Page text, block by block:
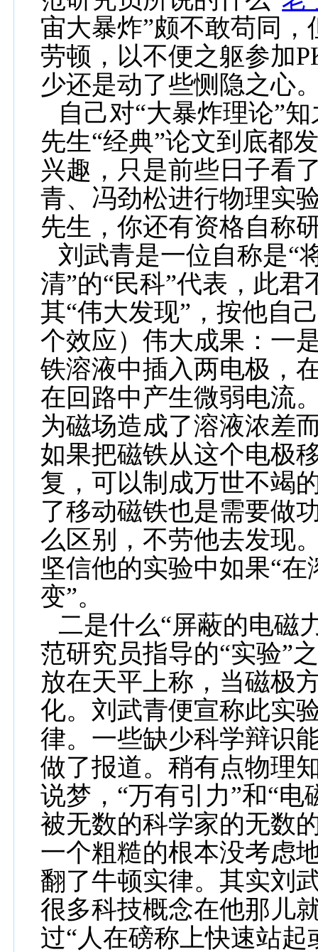
宙大暴炸”颇不敢苟同
劳顿，以不便之躯参加
少还是动了些恻隐之心
自己对“大暴炸理论”
先生“经典”论文到底都
兴趣，只是前些日子看
青、冯劲松进行物理实
先生，你还有资格自称
刘武青是一位自称是“
清”的“民科”代表，此
其“伟大发现”，按他自
个效应）伟大成果：一
铁溶液中插入两电极，
在回路中产生微弱电流
为磁场造成了溶液浓差
如果把磁铁从这个电极
复，可以制成万世不竭
了移动磁铁也是需要做
么区别，不劳他去发现
坚信他的实验中如果“
变”。
二是什么“屏蔽的电磁
范研究员指导的“实验”
放在天平上称，当磁极
化。刘武青便宣称此实
律。一些缺少科学辩识
做了报道。稍有点物理
说梦，“万有引力”和“
被无数的科学家的无数
一个粗糙的根本没考虑
翻了牛顿实律。其实刘
很多科技概念在他那儿
过“人在磅称上快速站